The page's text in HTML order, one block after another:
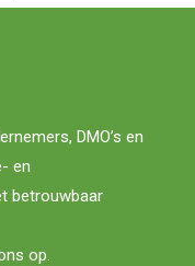
DMO’s en
en
betrouwbaar
op.